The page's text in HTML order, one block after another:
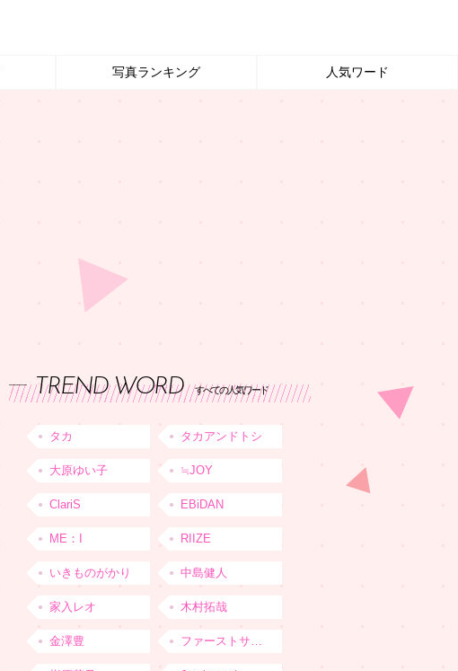
写真ランキング 人気ワード
TREND WORD すべての人気ワード
タカ タカアンドトシ
大原ゆい子 ≒JOY
ClariS EBiDAN
ME：I RIIZE
いきものがかり 中島健人
家入レオ 木村拓哉
金澤豊 ファーストサマーウイカ